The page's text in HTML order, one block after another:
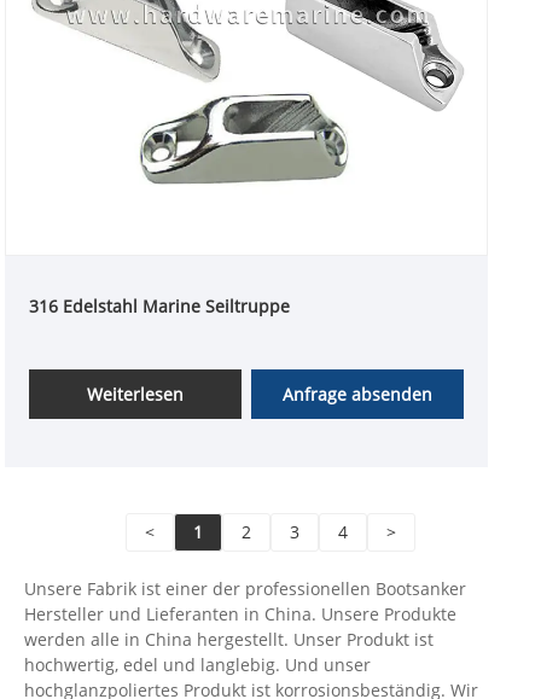
316 Edelstahl Marine Seiltruppe
Weiterlesen Anfrage absenden
< 1 2 3 4 >
Unsere Fabrik ist einer der professionellen Bootsanker
Hersteller und Lieferanten in China. Unsere Produkte
werden alle in China hergestellt. Unser Produkt ist
hochwertig, edel und langlebig. Und unser
hochglanzpoliertes Produkt ist korrosionsbeständig. Wir